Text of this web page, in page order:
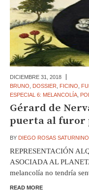
DICIEMBRE 31, 2018
BRUNO
DOSSIER FICINO
ESPECIAL 6: MELANCOLÍA,
Gérard de
puerta al furor
BY DIEGO ROSAS SATURNINO
REPRESENTACIÓN
ASOCIADA AL
melancolía no tendría
READ MORE